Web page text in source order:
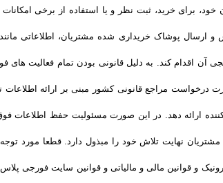
برای خرید، ثبت نظر و یا استفاده از برخی امکانات
و ارسال پوشاک خریداری شده مشتریان، اطلاعاتی
آن اقدام کند. به دلیل قانونی بودن تمام فعالیت
مراجع قانونی کشور مبنی بر ارائه اطلاعات
ارائه دهد. در این صورت مسئولیت حفظ اطلاعات
نهایت تلاش خود را مبذول دارد. قطعا مورد
و قوانین مالی و مالیاتی و قوانین سایت فورجی